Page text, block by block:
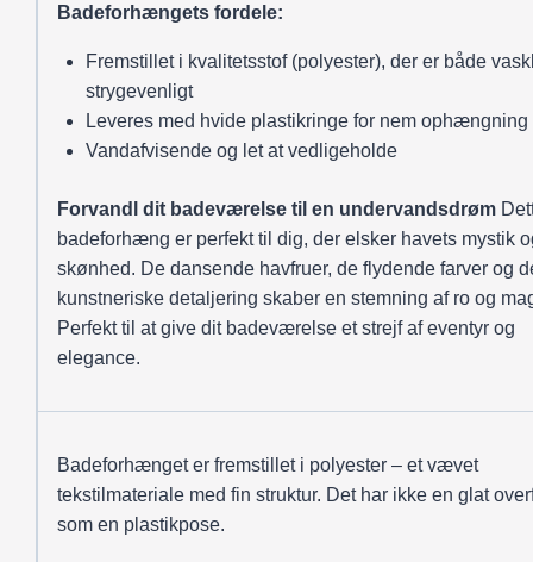
Badeforhængets fordele:
Fremstillet i kvalitetsstof (polyester), der er både
strygevenligt
Leveres med hvide plastikringe for nem ophængning
Vandafvisende og let at vedligeholde
Forvandl dit badeværelse til en undervandsdrøm
badeforhæng er perfekt til dig, der elsker havets mystik
skønhed. De dansende havfruer, de flydende farver og
kunstneriske detaljering skaber en stemning af ro og
Perfekt til at give dit badeværelse et strejf af eventyr og
elegance.
Badeforhænget er fremstillet i polyester – et vævet
tekstilmateriale med fin struktur. Det har ikke en glat
som en plastikpose.